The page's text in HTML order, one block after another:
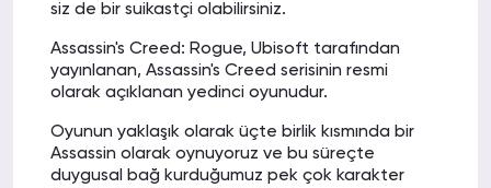
siz de bir suikastçi olabilirsiniz.
Assassin's Creed: Rogue, Ubisoft tarafından
yayınlanan, Assassin's Creed serisinin resmi
olarak açıklanan yedinci oyunudur.
Oyunun yaklaşık olarak üçte birlik kısmında bir
Assassin olarak oynuyoruz ve bu süreçte
duygusal bağ kurduğumuz pek çok karakter